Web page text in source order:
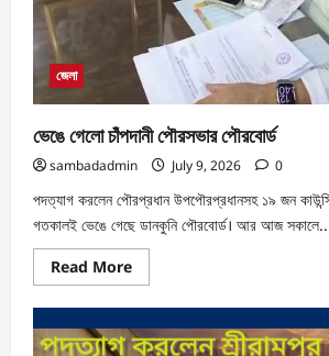
জেলা
ভেঙে গেলো চাঁপদানী পৌরসভার পৌরবোর্ড
sambadadmin July 9, 2026 0
পদত্যাগ করলেন পৌরপ্রধান উপপৌরপ্রধানসহ ১৯ জন
গতকাল‌ই ভেঙে গেছে ডানকুনি পৌরবোর্ড। আর আজ
Read More